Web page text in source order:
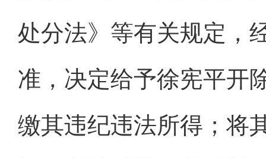
处分法》等有关规定，
准，决定给予徐宪平开
缴其违纪违法所得；将